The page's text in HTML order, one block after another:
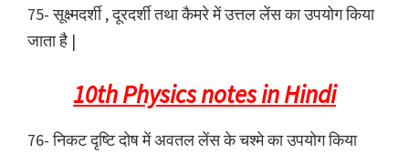
75- सूक्ष्मदर्शी , दूरदर्शी तथा कैमरे में उत्तल लेंस का उपयोग किया
जाता है |
10th Physics notes in Hindi
76- निकट दृष्टि दोष में अवतल लेंस के चश्मे का उपयोग किया